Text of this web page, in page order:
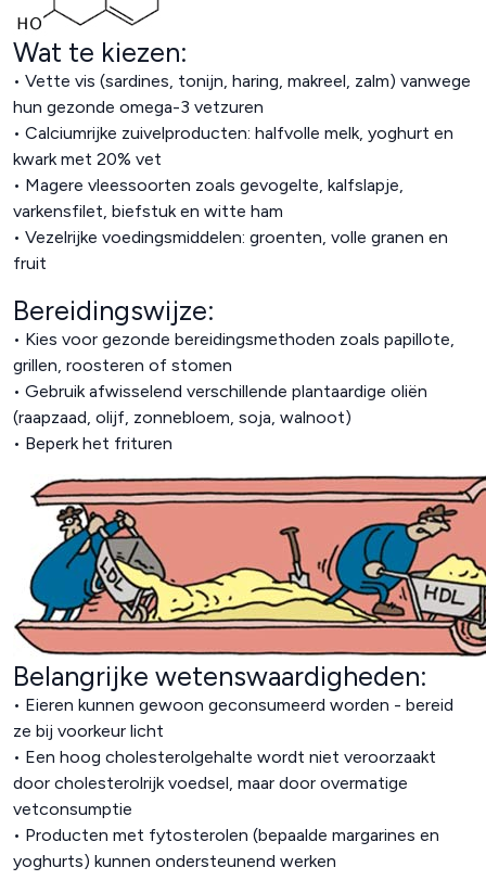
Wat te kiezen:
• Vette vis (sardines, tonijn, haring, makreel, zalm) vanwege
hun gezonde omega-3 vetzuren
• Calciumrijke zuivelproducten: halfvolle melk, yoghurt en
kwark met 20% vet
• Magere vleessoorten zoals gevogelte, kalfslapje,
varkensfilet, biefstuk en witte ham
• Vezelrijke voedingsmiddelen: groenten, volle granen en
fruit
Bereidingswijze:
• Kies voor gezonde bereidingsmethoden zoals papillote,
grillen, roosteren of stomen
• Gebruik afwisselend verschillende plantaardige oliën
(raapzaad, olijf, zonnebloem, soja, walnoot)
• Beperk het frituren
Belangrijke wetenswaardigheden:
• Eieren kunnen gewoon geconsumeerd worden - bereid
ze bij voorkeur licht
• Een hoog cholesterolgehalte wordt niet veroorzaakt
door cholesterolrijk voedsel, maar door overmatige
vetconsumptie
• Producten met fytosterolen (bepaalde margarines en
yoghurts) kunnen ondersteunend werken